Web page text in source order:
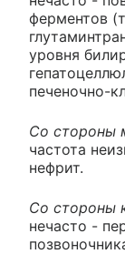
ферментов
уровня
печеночно-
Со стороны
частота
нефрит.
Со стороны
нечасто -